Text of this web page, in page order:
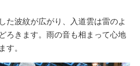
た波紋が広がり、入道雲は雷のよ
ろきます。雨の音も相まって心地
す。